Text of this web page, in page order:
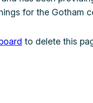
for the Gotham
to delete this